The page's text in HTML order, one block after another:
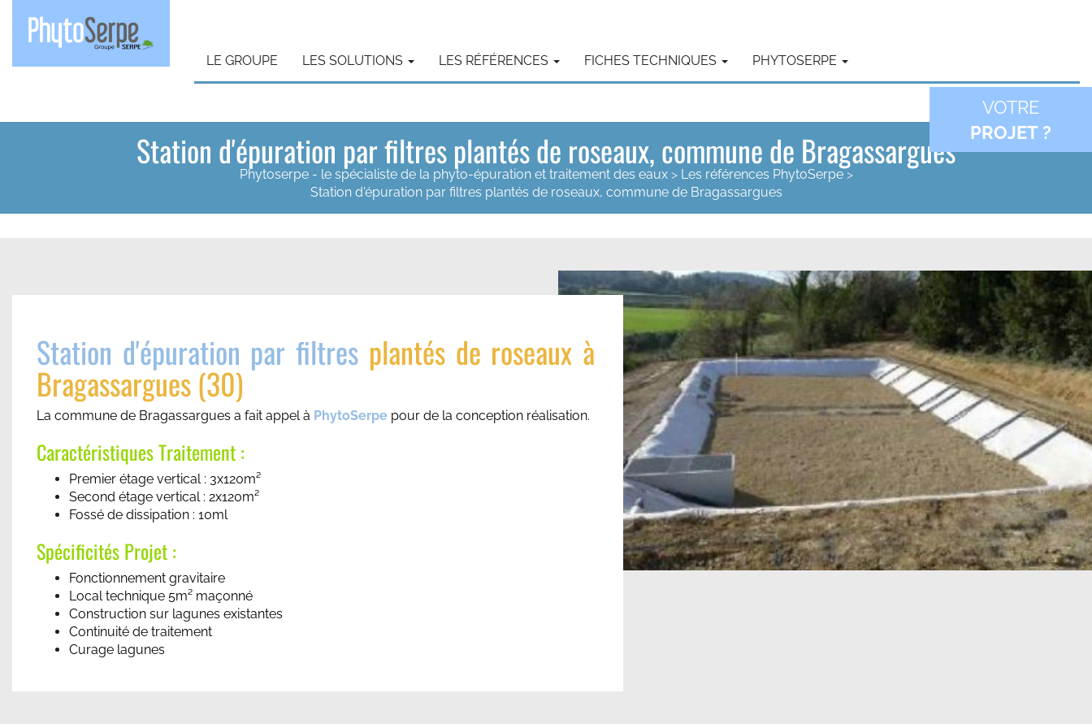
VOTRE
PROJET ?
LE GROUPE LES SOLUTIONS LES RÉFÉRENCES FICHES TECHNIQUES PHYTOSERPE
Station d'épuration par filtres plantés de roseaux, commune de Bragassargues
Phytoserpe - le spécialiste de la phyto-épuration et traitement des eaux> Les références PhytoSerpe>
Station d'épuration par filtres plantés de roseaux, commune de Bragassargues
Station d'épuration par filtres plantés de roseaux à
Bragassargues (30)
La commune de Bragassargues a fait appel à PhytoSerpe pour de la conception réalisation.
Caractéristiques Traitement :
Premier étage vertical : 3x120m²
Second étage vertical : 2x120m²
Fossé de dissipation : 10ml
Spécificités Projet :
Fonctionnement gravitaire
Local technique 5m² maçonné
Construction sur lagunes existantes
Continuité de traitement
Curage lagunes